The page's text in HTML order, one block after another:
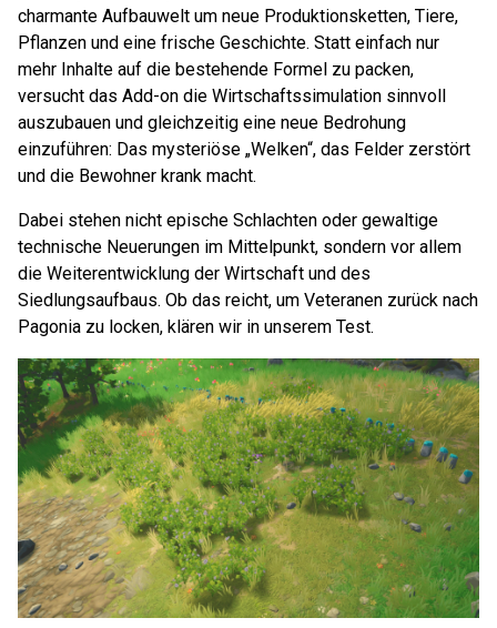
charmante Aufbauwelt um neue Produktionsketten, Tiere,
Pflanzen und eine frische Geschichte. Statt einfach nur
mehr Inhalte auf die bestehende Formel zu packen,
versucht das Add-on die Wirtschaftssimulation sinnvoll
auszubauen und gleichzeitig eine neue Bedrohung
einzuführen: Das mysteriöse „Welken“, das Felder zerstört
und die Bewohner krank macht.
Dabei stehen nicht epische Schlachten oder gewaltige
technische Neuerungen im Mittelpunkt, sondern vor allem
die Weiterentwicklung der Wirtschaft und des
Siedlungsaufbaus. Ob das reicht, um Veteranen zurück nach
Pagonia zu locken, klären wir in unserem Test.